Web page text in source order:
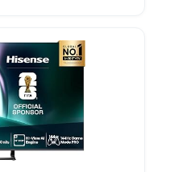
apparirà alla prossima
prezzo